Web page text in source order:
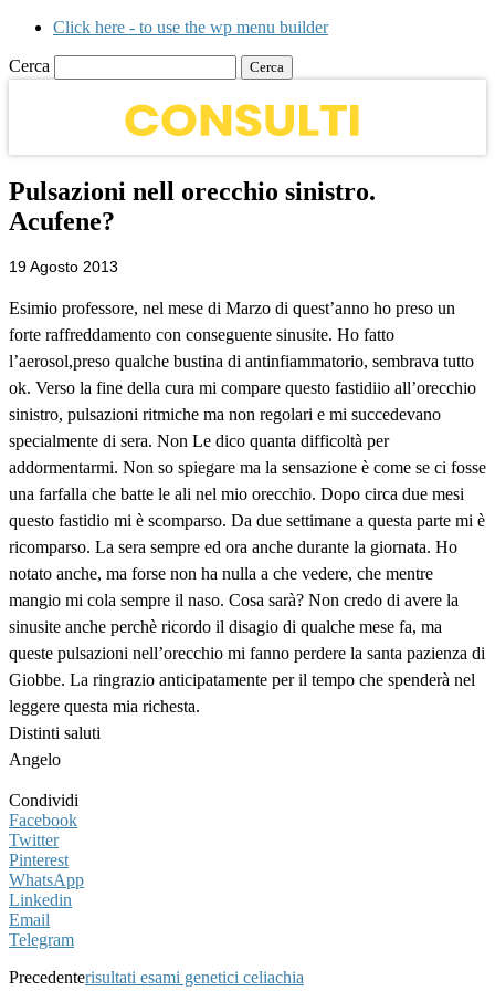
Click here - to use the wp menu builder
Cerca
Pulsazioni nell orecchio sinistro.
Acufene?
19 Agosto 2013
Esimio professore, nel mese di Marzo di quest’anno ho preso un
forte raffreddamento con conseguente sinusite. Ho fatto
l’aerosol,preso qualche bustina di antinfiammatorio, sembrava tutto
ok. Verso la fine della cura mi compare questo fastidiio all’orecchio
sinistro, pulsazioni ritmiche ma non regolari e mi succedevano
specialmente di sera. Non Le dico quanta difficoltà per
addormentarmi. Non so spiegare ma la sensazione è come se ci fosse
una farfalla che batte le ali nel mio orecchio. Dopo circa due mesi
questo fastidio mi è scomparso. Da due settimane a questa parte mi è
ricomparso. La sera sempre ed ora anche durante la giornata. Ho
notato anche, ma forse non ha nulla a che vedere, che mentre
mangio mi cola sempre il naso. Cosa sarà? Non credo di avere la
sinusite anche perchè ricordo il disagio di qualche mese fa, ma
queste pulsazioni nell’orecchio mi fanno perdere la santa pazienza di
Giobbe. La ringrazio anticipatamente per il tempo che spenderà nel
leggere questa mia richesta.
Distinti saluti
Angelo
Condividi
Facebook
Twitter
Pinterest
WhatsApp
Linkedin
Email
Telegram
Precedenterisultati esami genetici celiachia